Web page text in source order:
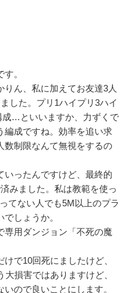
。
ん、私に加えてお友達3人
した。プリ1ハイプリ3ハイ
成…といいますか、力ずくで
編成ですね。効率を追い求
数制限なんて無視をするの
いったんですけど、最終的
みました。私は教範を使っ
てない人でも5M以上のプラ
しょうか。
専用ダンジョン「不死の魔
で10回死にましたけど、
損害ではありますけど、
ので良いことにします。